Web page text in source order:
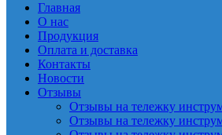
Главная
О нас
Продукция
Оплата и доставка
Контакты
Новости
Отзывы
Отзывы на тележку
Отзывы на тележку